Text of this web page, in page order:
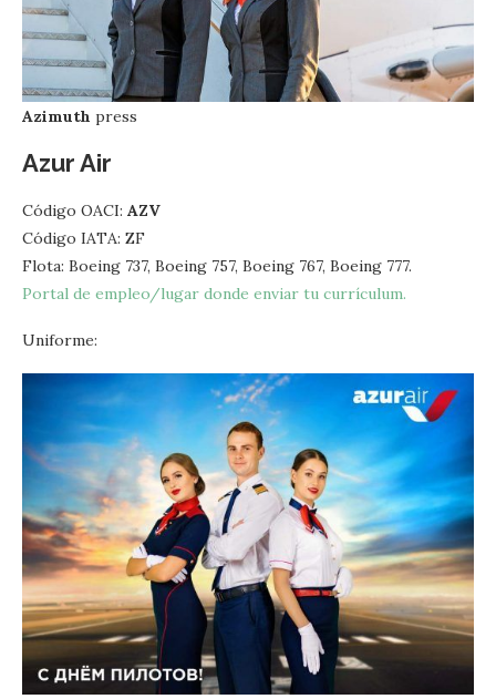
Azimuth press
Azur Air
Código OACI: AZV
Código IATA: ZF
Flota: Boeing 737, Boeing 757, Boeing 767, Boeing 777.
Portal de empleo/lugar donde enviar tu currículum.
Uniforme: